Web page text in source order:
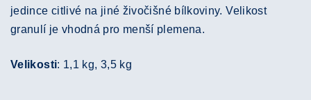
jedince citlivé na jiné živočišné bílkoviny. Velikost
granulí je vhodná pro menší plemena.
Velikosti: 1,1 kg, 3,5 kg